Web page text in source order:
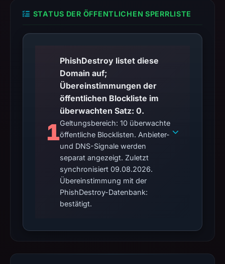
STATUS DER ÖFFENTLICHEN SPERRLISTE
1
PhishDestroy listet diese
Domain auf;
Übereinstimmungen der
öffentlichen Blockliste im
überwachten Satz: 0.
Geltungsbereich: 10 überwachte
öffentliche Blocklisten. Anbieter-
und DNS-Signale werden
separat angezeigt. Zuletzt
synchronisiert 09.08.2026.
Übereinstimmung mit der
PhishDestroy-Datenbank:
bestätigt.